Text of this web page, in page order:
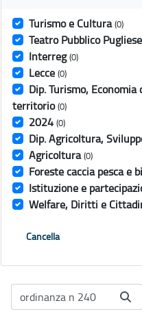
Turismo e Cultura (0)
Teatro Pubblico Pugliese
Interreg (0)
Lecce (0)
Dip. Turismo,
territorio (0)
2024 (0)
Dip. Agricoltura,
Agricoltura (0)
Foreste caccia pesca e
Istituzione e
Welfare, Diritti e
Cancella